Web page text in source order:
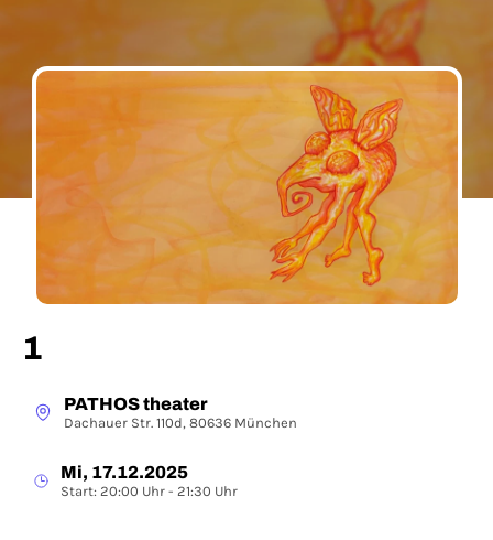
1
PATHOS theater
Dachauer Str. 110d, 80636 München
Mi, 17.12.2025
Start: 20:00 Uhr - 21:30 Uhr